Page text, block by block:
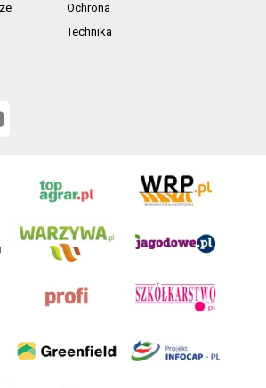
Ochrona
Technika